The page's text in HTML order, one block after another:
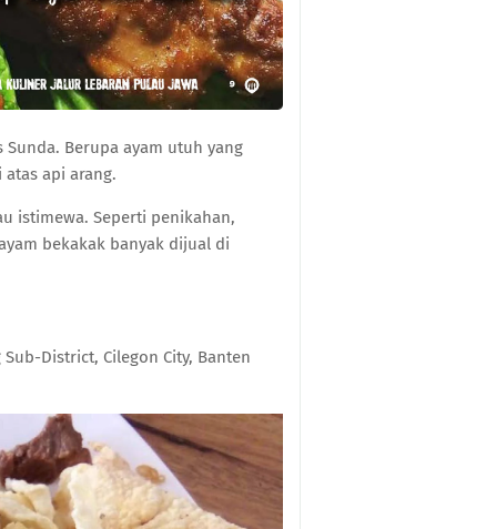
Berupa ayam utuh yang
api arang.
istimewa. Seperti penikahan,
bekakak banyak dijual di
District, Cilegon City, Banten